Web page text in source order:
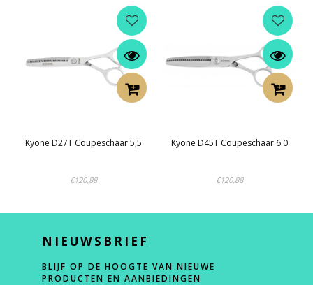
Kyone D27T Coupeschaar 5,5
€120,88
Kyone D45T Coupeschaar 6.0
€120,88
NIEUWSBRIEF
BLIJF OP DE HOOGTE VAN NIEUWE
PRODUCTEN EN AANBIEDINGEN